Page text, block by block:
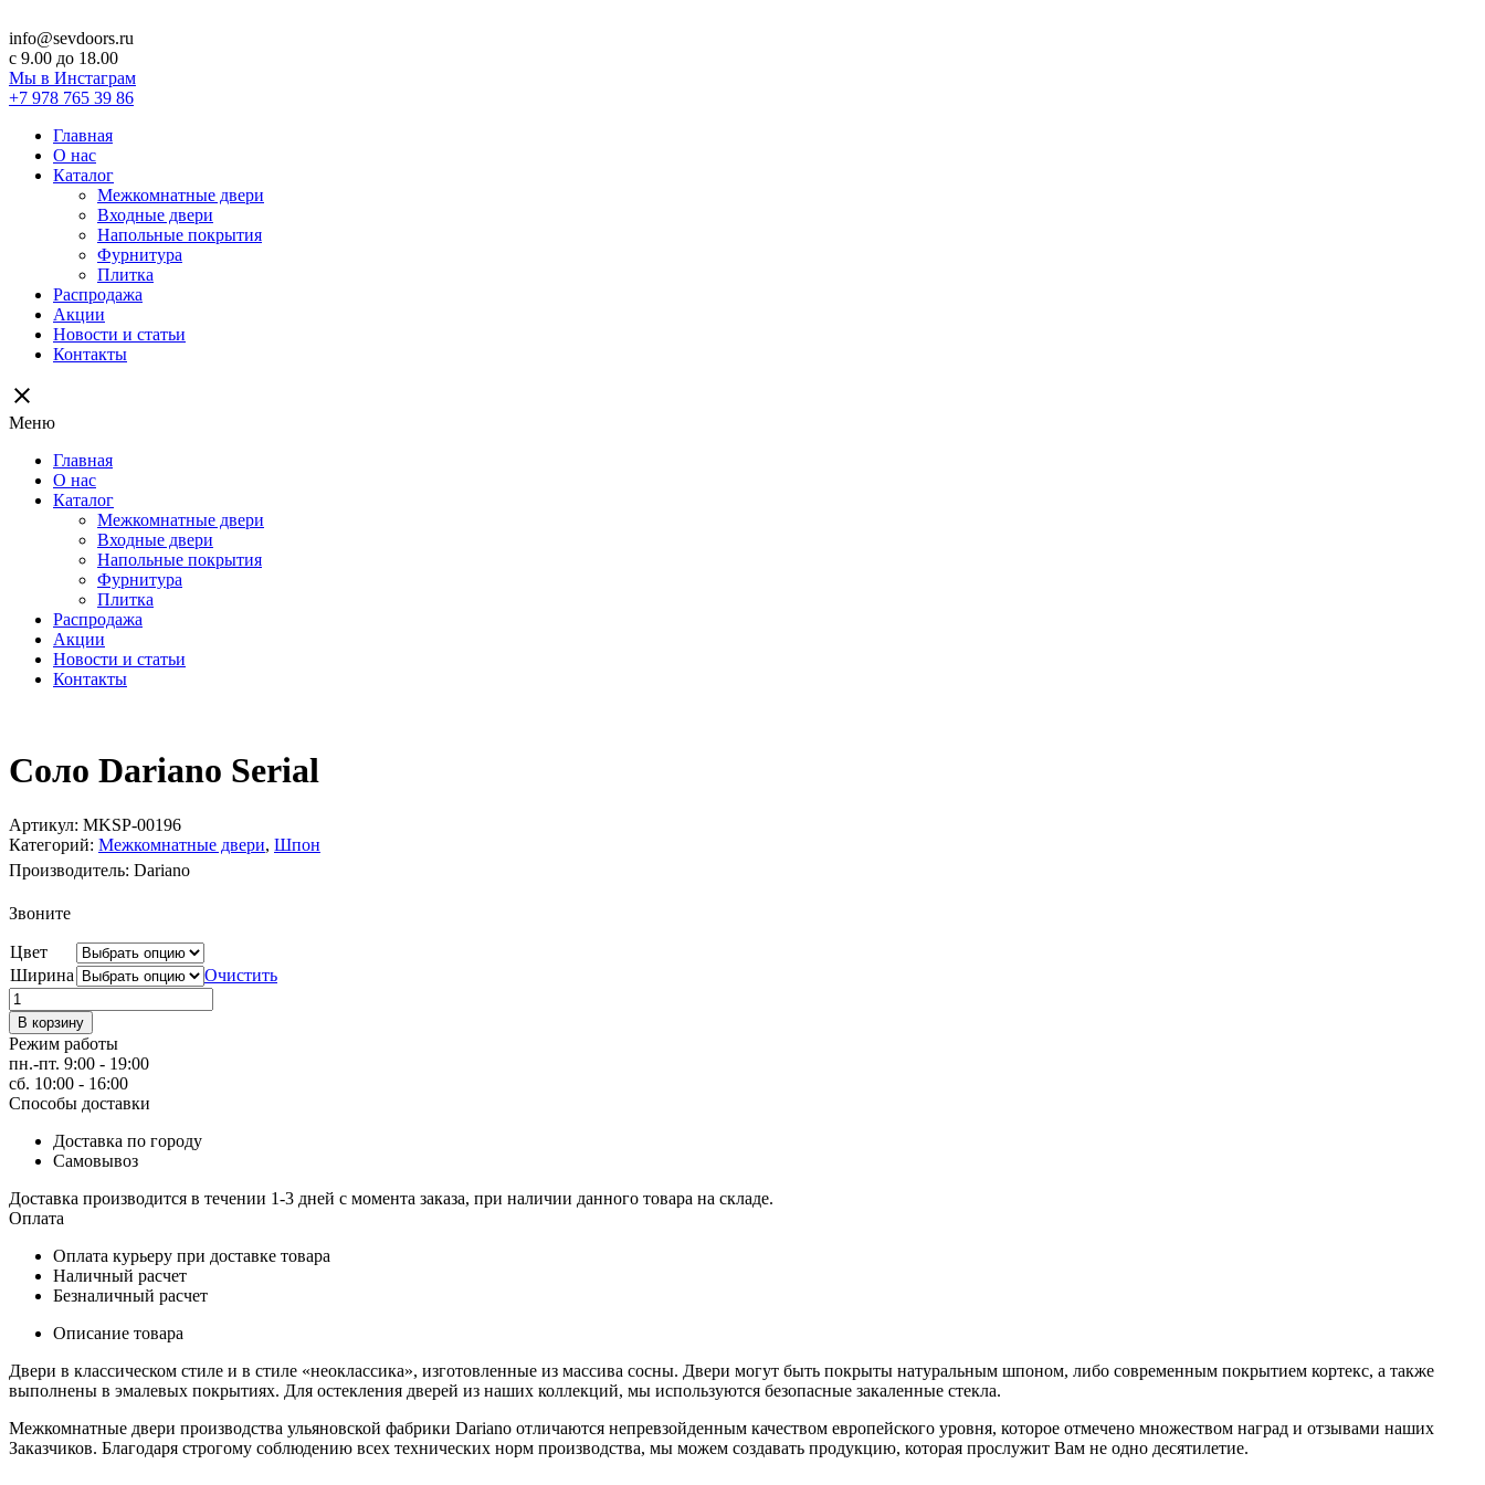
info@sevdoors.ru
c 9.00 до 18.00
Мы в Инстаграм
+7 978 765 39 86
Главная
О нас
Каталог
Межкомнатные двери
Входные двери
Напольные покрытия
Фурнитура
Плитка
Распродажа
Акции
Новости и статьи
Контакты
close
Меню
Главная
О нас
Каталог
Межкомнатные двери
Входные двери
Напольные покрытия
Фурнитура
Плитка
Распродажа
Акции
Новости и статьи
Контакты
Соло Dariano Serial
Артикул: MKSP-00196
Категорий: Межкомнатные двери, Шпон
Производитель: Dariano
Звоните
Цвет
Ширина
Очистить
Количество
товара
Соло
Dariano
Serial
В корзину
Режим работы
пн.-пт. 9:00 - 19:00
сб. 10:00 - 16:00
Способы доставки
Доставка по городу
Самовывоз
Доставка производится в течении 1-3 дней с момента заказа, при наличии данного товара на складе.
Оплата
Оплата курьеру при доставке товара
Наличный расчет
Безналичный расчет
Описание товара
Двери в классическом стиле и в стиле «неоклассика», изготовленные из массива сосны. Двери могут быть покрыты натуральным шпоном, либо современным покрытием кортекс, а также
выполнены в эмалевых покрытиях. Для остекления дверей из наших коллекций, мы используются безопасные закаленные стекла.
Межкомнатные двери производства ульяновской фабрики Dariano отличаются непревзойденным качеством европейского уровня, которое отмечено множеством наград и отзывами наших
Заказчиков. Благодаря строгому соблюдению всех технических норм производства, мы можем создавать продукцию, которая прослужит Вам не одно десятилетие.